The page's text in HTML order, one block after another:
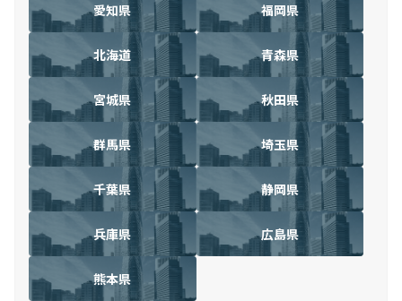
愛知県 福岡県
北海道 青森県
宮城県 秋田県
群馬県 埼玉県
千葉県 静岡県
兵庫県 広島県
熊本県